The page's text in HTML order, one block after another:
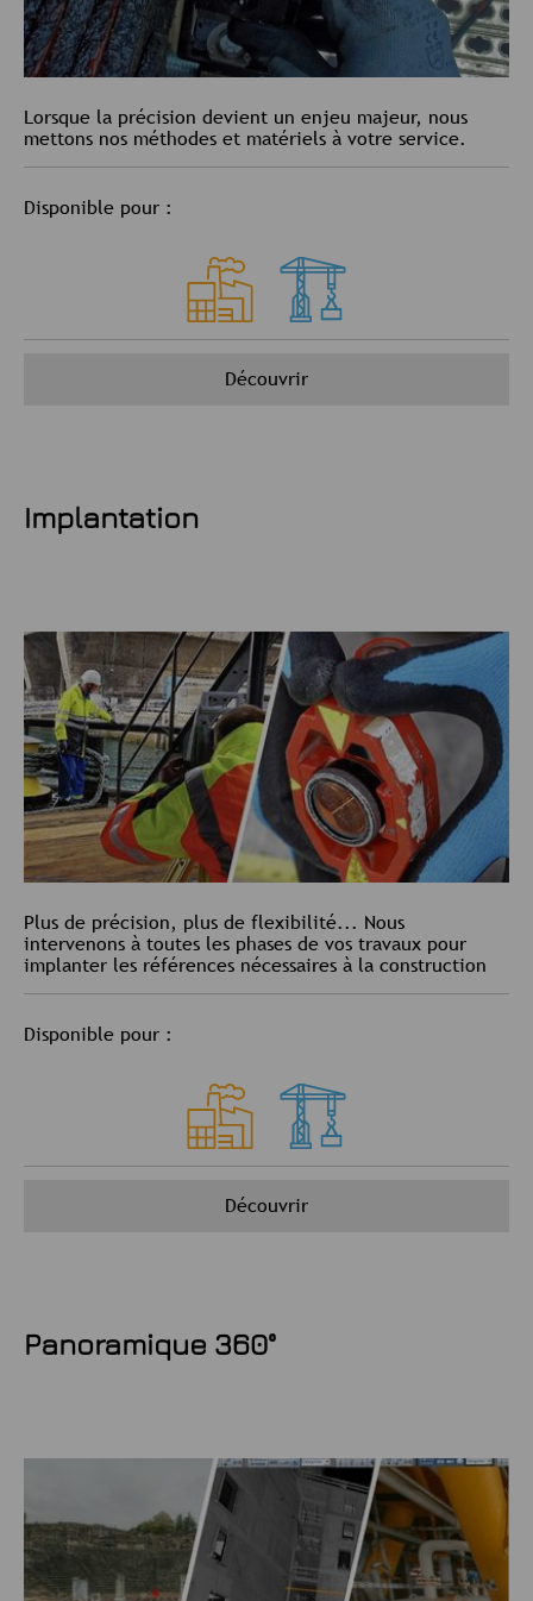
Lorsque la précision devient un enjeu majeur, nous
mettons nos méthodes et matériels à votre service.
Disponible pour :
Découvrir
Implantation
Plus de précision, plus de flexibilité... Nous
intervenons à toutes les phases de vos travaux pour
implanter les références nécessaires à la construction
Disponible pour :
Découvrir
Panoramique 360°